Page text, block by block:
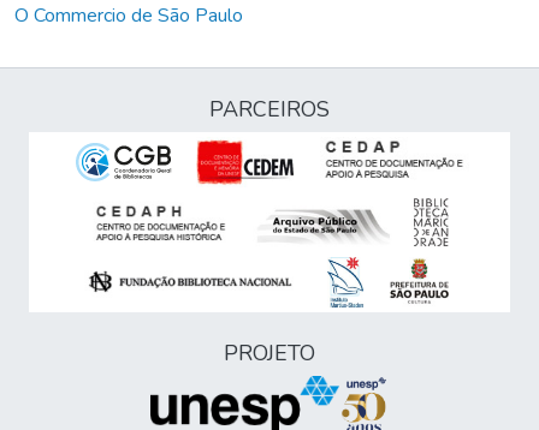
O Commercio de São Paulo
PARCEIROS
PROJETO